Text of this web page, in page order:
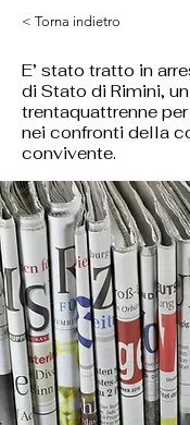
< Torna indietro
E’ stato tratto in
di Stato di Rimini, un
trentaquattrenne
nei confronti della
convivente.